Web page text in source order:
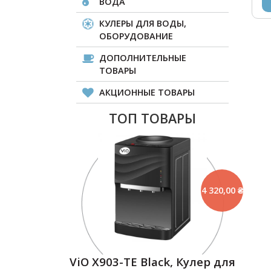
КУЛЕРЫ ДЛЯ ВОДЫ,
ОБОРУДОВАНИЕ
ДОПОЛНИТЕЛЬНЫЕ
ТОВАРЫ
АКЦИОННЫЕ ТОВАРЫ
ТОП ТОВАРЫ
4 320,00 ₴
ViO Х903-TЕ Black, Кулер для